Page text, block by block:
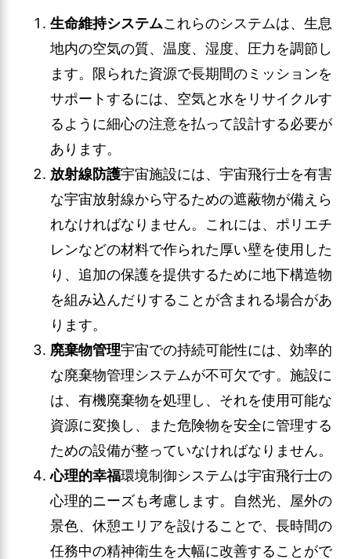
生命維持システムこれらのシステムは、生息
地内の空気の質、温度、湿度、圧力を調節し
ます。限られた資源で長期間のミッションを
サポートするには、空気と水をリサイクルす
るように細心の注意を払って設計する必要が
あります。
放射線防護宇宙施設には、宇宙飛行士を有害
な宇宙放射線から守るための遮蔽物が備えら
れなければなりません。これには、ポリエチ
レンなどの材料で作られた厚い壁を使用した
り、追加の保護を提供するために地下構造物
を組み込んだりすることが含まれる場合があ
ります。
廃棄物管理宇宙での持続可能性には、効率的
な廃棄物管理システムが不可欠です。施設に
は、有機廃棄物を処理し、それを使用可能な
資源に変換し、また危険物を安全に管理する
ための設備が整っていなければなりません。
心理的幸福環境制御システムは宇宙飛行士の
心理的ニーズも考慮します。自然光、屋外の
景色、休憩エリアを設けることで、長時間の
任務中の精神衛生を大幅に改善することがで